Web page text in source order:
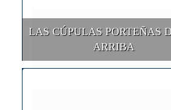
LAS CÚPULAS PORTEÑAS
ARRIBA